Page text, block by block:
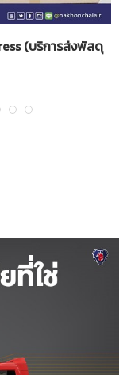
(บริการส่งพัสดุ